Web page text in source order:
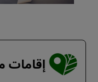
إقامات